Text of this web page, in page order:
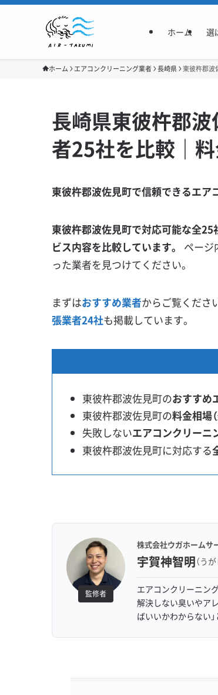
ホーム 選
ホーム エアコンクリーニング業者 長崎県 東彼杵郡波
長崎県東彼杵郡
者25社を比較｜
東彼杵郡波佐見町で信頼できるエア
東彼杵郡波佐見町で対応可能な全
ビス内容を比較しています。
ページ
った業者を見つけてください。
まずはおすすめ業者からご覧くださ
張業者24社も掲載しています。
東彼杵郡波佐見町のおすすめ
東彼杵郡波佐見町の料金相場
失敗しないエアコンクリーニ
東彼杵郡波佐見町に対応する
監修者
株式会社ウガホームサ
宇賀神智明（う
エアコンクリーニン
解決しない臭いやア
ばいいかわからない